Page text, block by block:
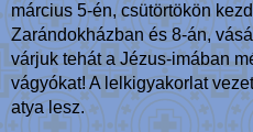
március 5-én, csütörtökön
Zarándokházban és 8-án,
várjuk tehát a Jézus-imában
vágyókat! A lelkigyakorlat
atya lesz.